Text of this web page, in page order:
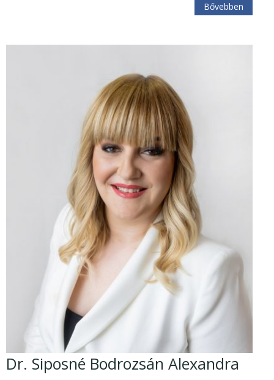
Bővebben
Dr. Siposné Bodrozsán Alexandra